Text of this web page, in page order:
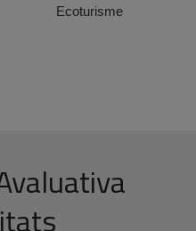
Ecoturisme